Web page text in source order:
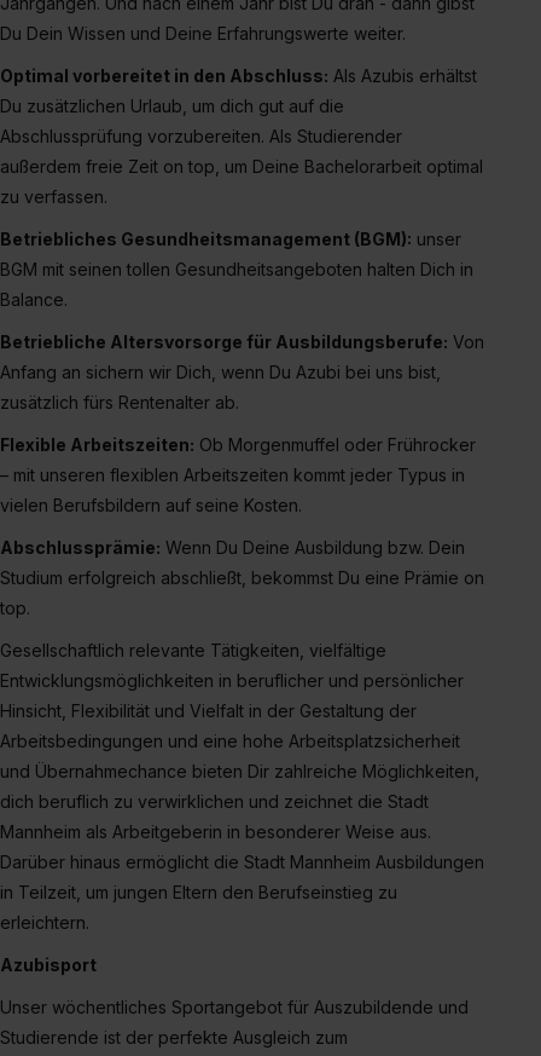
Eine Erlaubnis hierfür kannst du auch später noch im
bestimmte Verwendungszwecke zulassen, triff deine
Auswahl über die Checkboxen und klick auf „Auswahl
erlauben“. Die Einwilligung zur Platzierung von Cookies
der Kategorien „Präferenzen“, „Statistiken“ und „Social
Media und Marketing“ umfasst hierbei die Einwilligung
zur Übermittlung deiner Daten in die USA (Art. 49 Abs. 1
S. 1 lit. a) DS-GVO). Die USA verfügen über kein
angemessenes Datenschutzniveau (EuGH – Schrems
Wirkung für die Zukunft ganz oder teilweise über unsere
Datenschutzerklärung unter dem Punkt „Datenschutz-
Einstellungen“ widerrufen. Weitere Informationen zu den
zeigen“. Weitere Informationen:
Impressum.
Du Dein Wissen und Deine Erfahrungswerte weiter.
Optimal vorbereitet in den Abschluss: Als Azubis erhältst
Du zusätzlichen Urlaub, um dich gut auf die
Abschlussprüfung vorzubereiten. Als Studierender
außerdem freie Zeit on top, um Deine Bachelorarbeit optimal
zu verfassen.
Betriebliches Gesundheitsmanagement (BGM): unser
BGM mit seinen tollen Gesundheitsangeboten halten Dich in
Balance.
Betriebliche Altersvorsorge für Ausbildungsberufe: Von
Anfang an sichern wir Dich, wenn Du Azubi bei uns bist,
zusätzlich fürs Rentenalter ab.
Flexible Arbeitszeiten: Ob Morgenmuffel oder Frührocker
– mit unseren flexiblen Arbeitszeiten kommt jeder Typus in
vielen Berufsbildern auf seine Kosten.
Abschlussprämie: Wenn Du Deine Ausbildung bzw. Dein
Studium erfolgreich abschließt, bekommst Du eine Prämie on
top.
Gesellschaftlich relevante Tätigkeiten, vielfältige
Entwicklungsmöglichkeiten in beruflicher und persönlicher
Hinsicht, Flexibilität und Vielfalt in der Gestaltung der
Arbeitsbedingungen und eine hohe Arbeitsplatzsicherheit
und Übernahmechance bieten Dir zahlreiche Möglichkeiten,
dich beruflich zu verwirklichen und zeichnet die Stadt
Mannheim als Arbeitgeberin in besonderer Weise aus.
Darüber hinaus ermöglicht die Stadt Mannheim Ausbildungen
in Teilzeit, um jungen Eltern den Berufseinstieg zu
erleichtern.
Azubisport
Unser wöchentliches Sportangebot für Auszubildende und
Studierende ist der perfekte Ausgleich zum